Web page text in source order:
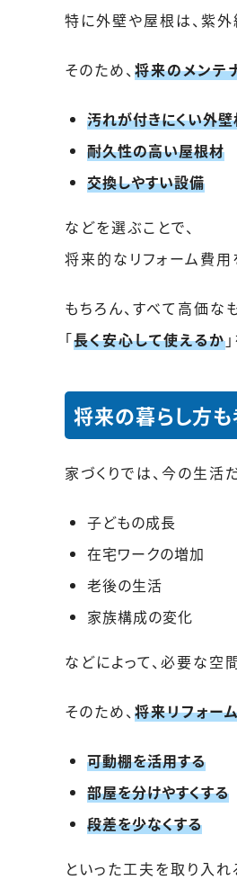
特に外壁や屋根は、紫
そのため、 将来のメンテ
汚れが付きにくい外
耐久性の高い屋根材
交換しやすい設備
などを選ぶことで、
将来的なリフォーム費用
もちろん、すべて高価な
「長く安心して使えるか
将来の暮らし方も
家づくりでは、今の生活
子どもの成長
在宅ワークの増加
老後の生活
家族構成の変化
などによって、必要な空
そのため、 将来リフォー
可動棚を活用する
部屋を分けやすくする
段差を少なくする
といった工夫を取り入れ